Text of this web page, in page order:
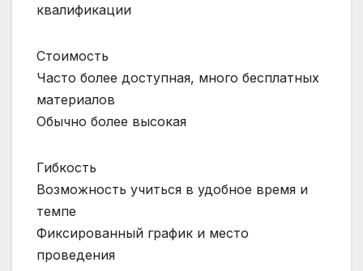
квалификации
Стоимость
Часто более доступная, много бесплатных
материалов
Обычно более высокая
Гибкость
Возможность учиться в удобное время и
темпе
Фиксированный график и место
проведения